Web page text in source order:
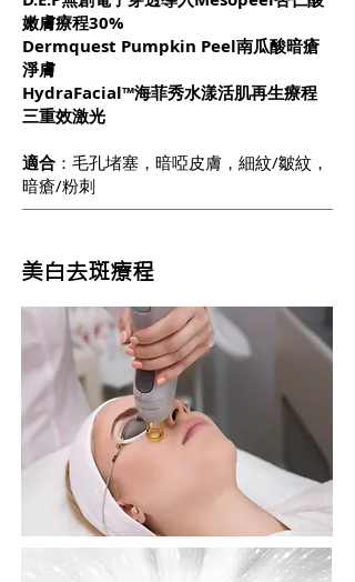
嫩膚療程30%
Dermquest Pumpkin Peel南瓜酸暗瘡
淨膚
HydraFacial™海菲秀水漾活肌再生療程
三重效激光
適合 ：毛孔堵塞，暗啞皮膚，細紋/皺紋，
暗瘡/粉刺
美白去斑療程